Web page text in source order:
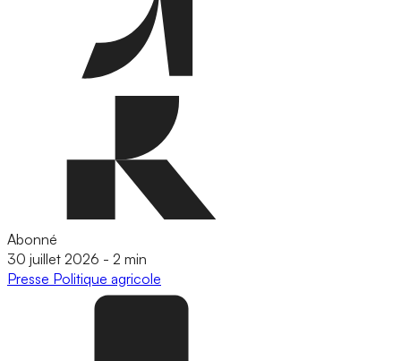
Abonné
30 juillet 2026 - 2 min
Presse Politique agricole